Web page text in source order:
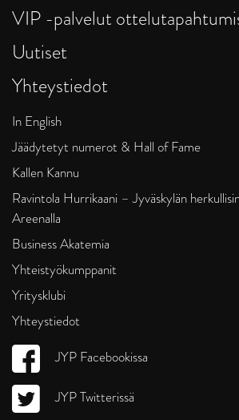
VIP -palvelut
Uutiset
Yhteystiedot
In English
Jäädytetyt numerot & Hall of Fame
Kallen Kannu
Ravintola Hurrikaani – Jyväskylän
Areenalla
Business Akatemia
Yhteistyökumppanit
Yritysklubi
Yhteystiedot
JYP Facebookissa
JYP Twitterissä